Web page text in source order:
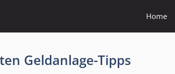
Home
Geldanlage-Tipps